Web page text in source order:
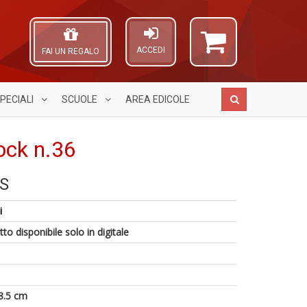
ACCEDI
FAI UN REGALO
SCUOLE AREA EDICOLE
n.36
disponibile solo in digitale
cm